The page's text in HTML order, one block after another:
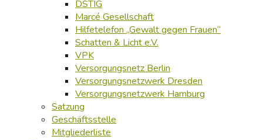
DSTIG
Marcé Gesellschaft
Hilfetelefon „Gewalt gegen Frauen“
Schatten & Licht e.V.
VPK
Versorgungsnetz Berlin
Versorgungsnetzwerk Dresden
Versorgungsnetzwerk Hamburg
Satzung
Geschäftsstelle
Mitgliederliste